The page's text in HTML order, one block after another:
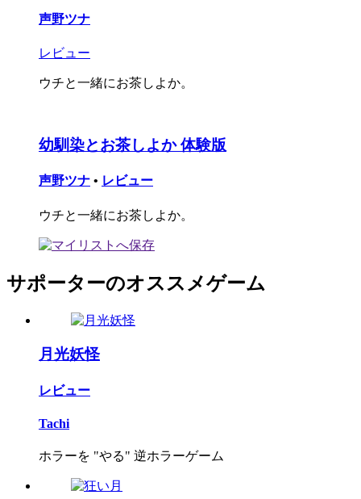
声野ツナ
レビュー
ウチと一緒にお茶しよか。
幼馴染とお茶しよか 体験版
声野ツナ • レビュー
ウチと一緒にお茶しよか。
サポーターのオススメゲーム
月光妖怪
レビュー
Tachi
ホラーを "やる" 逆ホラーゲーム